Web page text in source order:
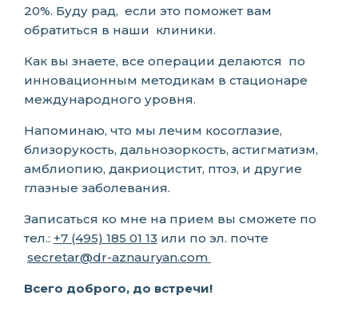
20%. Буду рад, если это поможет вам
обратиться в наши клиники.
Как вы знаете, все операции делаются по
инновационным методикам в стационаре
международного уровня.
Напоминаю, что мы лечим косоглазие,
близорукость, дальнозоркость, астигматизм,
амблиопию, дакриоцистит, птоз, и другие
глазные заболевания.
Записаться ко мне на прием вы сможете по
тел.: +7 (495) 185 01 13 или по эл. почте
secretar@dr-aznauryan.com
Всего доброго, до встречи!